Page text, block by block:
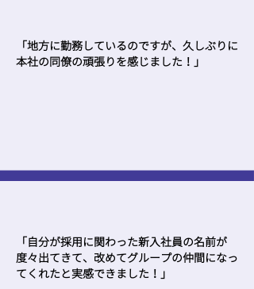
「地方に勤務しているのですが、久しぶりに
本社の同僚の頑張りを感じました！」
「自分が採用に関わった新入社員の名前が
度々出てきて、改めてグループの仲間になっ
てくれたと実感できました！」